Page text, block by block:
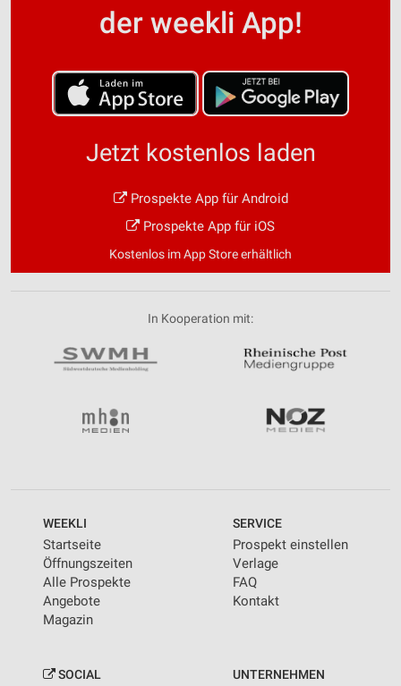
der weekli App!
Jetzt kostenlos laden
Prospekte App für Android
Prospekte App für iOS
Kostenlos im App Store erhältlich
In Kooperation mit:
WEEKLI
Startseite
Öffnungszeiten
Alle Prospekte
Angebote
Magazin
SERVICE
Prospekt einstellen
Verlage
FAQ
Kontakt
SOCIAL UNTERNEHMEN